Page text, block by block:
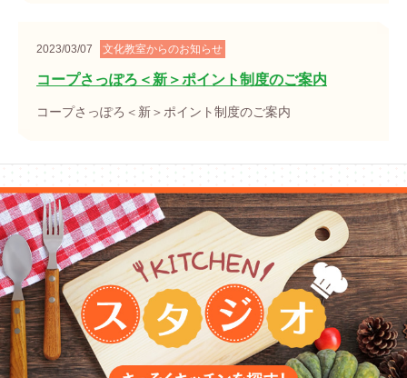
2023/03/07 文化教室からのお知らせ
コープさっぽろ＜新＞ポイント制度のご案内
コープさっぽろ＜新＞ポイント制度のご案内